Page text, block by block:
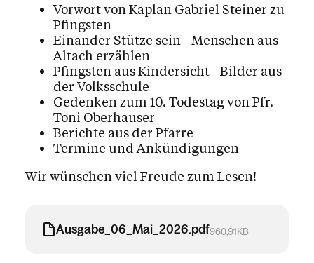
Vorwort von Kaplan Gabriel Steiner zu
Pfingsten
Einander Stütze sein - Menschen aus
Altach erzählen
Pfingsten aus Kindersicht - Bilder aus
der Volksschule
Gedenken zum 10. Todestag von Pfr.
Toni Oberhauser
Berichte aus der Pfarre
Termine und Ankündigungen
Wir wünschen viel Freude zum Lesen!
Ausgabe_06_Mai_2026.pdf960,91KB